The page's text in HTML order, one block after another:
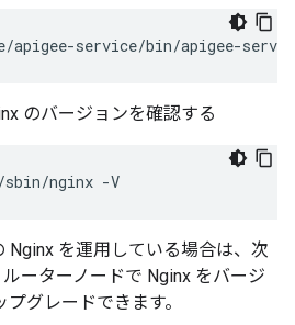
apigee-service/bin/apigee-
のバージョンを確認する
nginx -V
Nginx を運用している場合は、次
ーターノードで Nginx をバージ
プグレードできます。